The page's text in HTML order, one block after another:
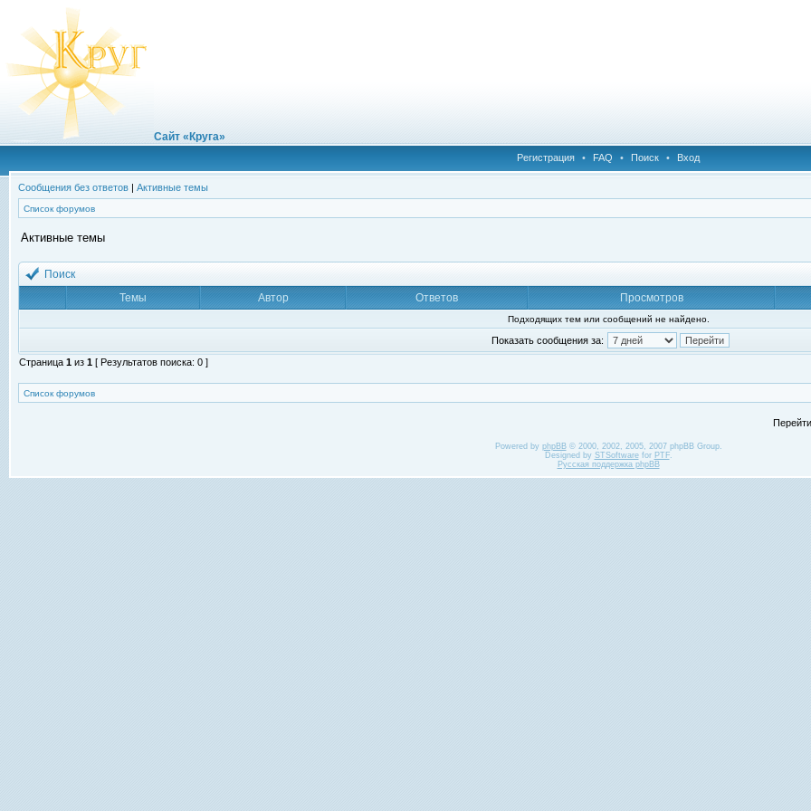
Сайт «Круга»
Регистрация • FAQ • Поиск • Вход
Сообщения без ответов | Активные темы
Список форумов
Активные темы
Поиск
Темы
Автор Ответов Просмотров
Подходящих тем или сообщений не найдено.
Показать сообщения за:
Страница 1 из 1 [ Результатов поиска: 0 ]
Список форумов
Powered by phpBB© 2000, 2002, 2005, 2007 phpBB Group.
Designed by STSoftwarefor PTF.
Русская поддержка phpBB